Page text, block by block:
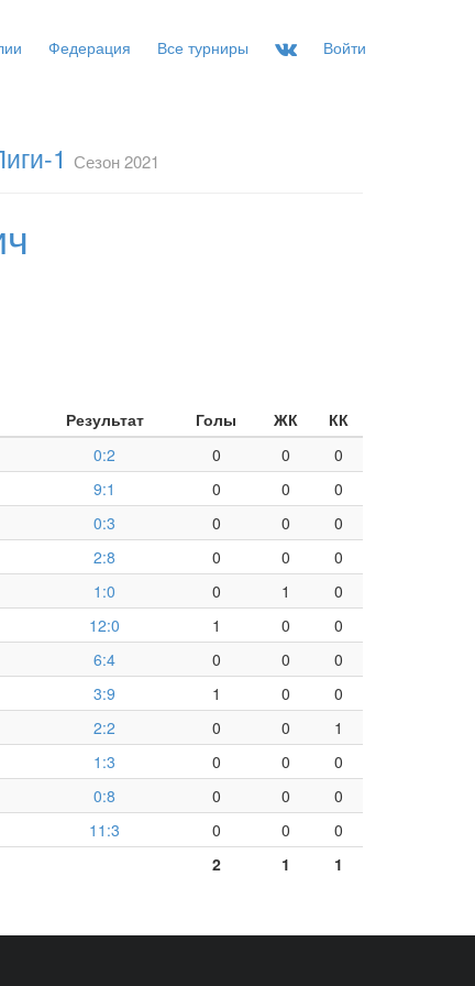
Федерация Все турниры Войти
1 Сезон 2021
Результат Голы ЖК
КК
0:2 0 0
0
9:1 0 0
0
0:3 0 0
0
2:8 0 0
0
1:0 0 1
0
12:0 1 0
0
6:4 0 0
0
3:9 1 0
0
2:2 0 0
1
1:3 0 0
0
0:8 0 0
0
11:3 0 0
0
2
1 1